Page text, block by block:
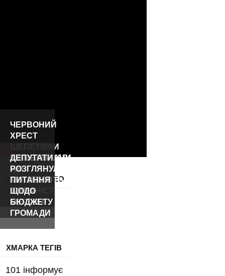
ОСТАННІ ВІДЕО
ЧЕРВОНИЙ
ХРЕСТ
ШЕПЕТІВКИ
ПРОЗВІТУВАВ
ПРО
РІЧНУ
ДІЯЛЬНІСТЬ
ШЕПЕТІВЧАНИ,
ЯКІ
МОТИВУЮТЬ:
ІРИНА
МЕРЛЕНІ
ДЕПУТАТИ
РОЗГЛЯНУЛИ
ПИТАННЯ
ЩОДО
БЮДЖЕТУ
ГРОМАДИ
ХМАРКА ТЕГІВ
101 інформує